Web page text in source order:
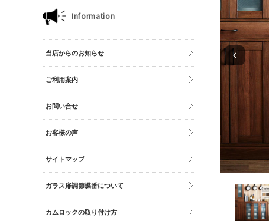
本立て・マガジンラック
時計
バッグ
財布
Information
当店からのお知らせ
ご利用案内
お問い合せ
お客様の声
サイトマップ
ガラス扉調節蝶番について
カムロックの取り付け方